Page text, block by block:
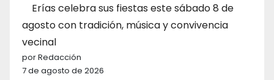
Erías celebra sus fiestas este sábado 8 de
agosto con tradición, música y convivencia
vecinal
por Redacción
7 de agosto de 2026